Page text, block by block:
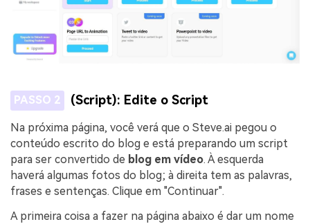
PASSO 2 (Script): Edite o Script
Na próxima página, você verá que o Steve.ai pegou o
conteúdo escrito do blog e está preparando um script
para ser convertido de blog em vídeo. À esquerda
haverá algumas fotos do blog; à direita tem as palavras,
frases e sentenças. Clique em "Continuar".
A primeira coisa a fazer na página abaixo é dar um nome